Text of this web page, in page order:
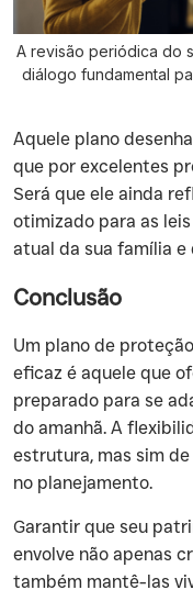
A revisão periódica do
diálogo fundamental
Aquele plano
que por excelentes
Será que ele ainda
otimizado para as
atual da sua família e
Conclusão
Um plano de
eficaz é aquele que
preparado para se
do amanhã. A
estrutura, mas sim
no planejamento.
Garantir que seu
envolve não apenas
também mantê-las